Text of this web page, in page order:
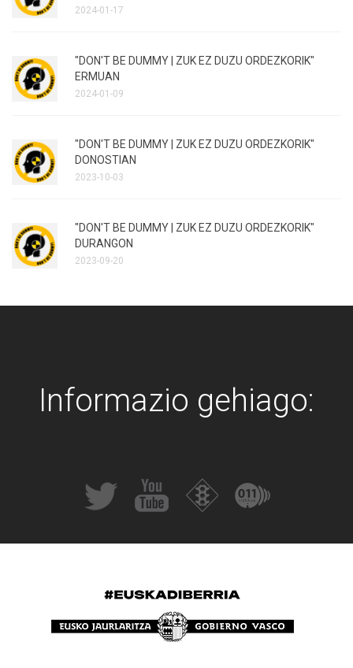
2024-01-17
"DON'T BE DUMMY | ZUK EZ DUZU ORDEZKORIK"
ERMUAN
2024-01-09
"DON'T BE DUMMY | ZUK EZ DUZU ORDEZKORIK"
DONOSTIAN
2023-10-03
"DON'T BE DUMMY | ZUK EZ DUZU ORDEZKORIK"
DURANGON
2023-09-20
Informazio gehiago: